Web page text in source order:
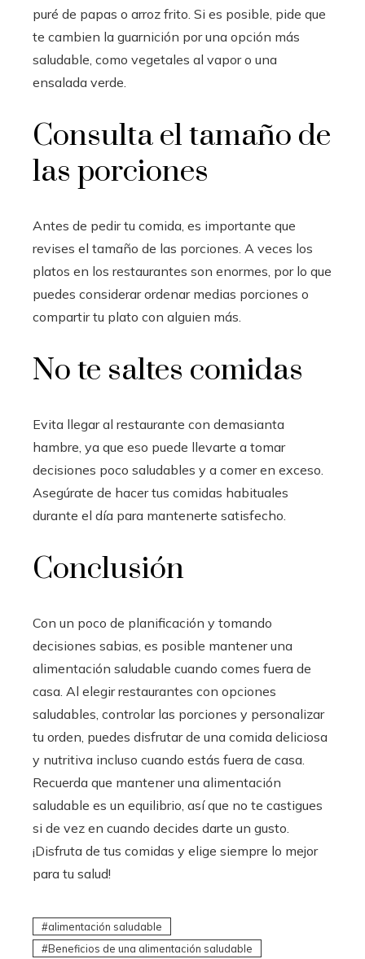
puré de papas o arroz frito. Si es posible, pide que
te cambien la guarnición por una opción más
saludable, como vegetales al vapor o una
ensalada verde.
Consulta el tamaño de
las porciones
Antes de pedir tu comida, es importante que
revises el tamaño de las porciones. A veces los
platos en los restaurantes son enormes, por lo que
puedes considerar ordenar medias porciones o
compartir tu plato con alguien más.
No te saltes comidas
Evita llegar al restaurante con demasianta
hambre, ya que eso puede llevarte a tomar
decisiones poco saludables y a comer en exceso.
Asegúrate de hacer tus comidas habituales
durante el día para mantenerte satisfecho.
Conclusión
Con un poco de planificación y tomando
decisiones sabias, es posible mantener una
alimentación saludable cuando comes fuera de
casa. Al elegir restaurantes con opciones
saludables, controlar las porciones y personalizar
tu orden, puedes disfrutar de una comida deliciosa
y nutritiva incluso cuando estás fuera de casa.
Recuerda que mantener una alimentación
saludable es un equilibrio, así que no te castigues
si de vez en cuando decides darte un gusto.
¡Disfruta de tus comidas y elige siempre lo mejor
para tu salud!
alimentación saludable
Beneficios de una alimentación saludable